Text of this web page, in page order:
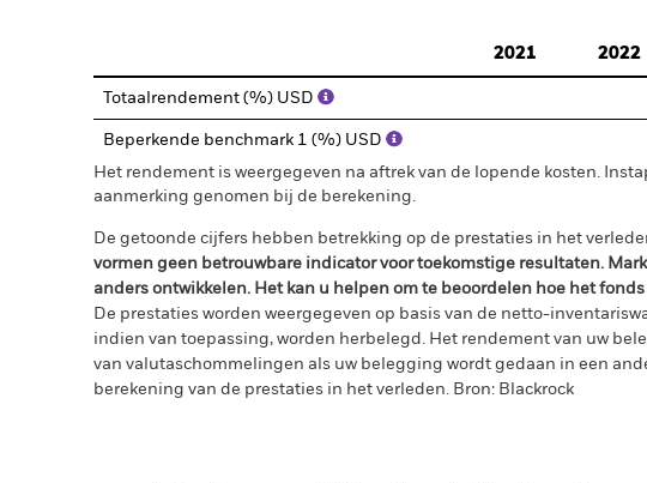
2021
2022
Totaalrendement (%) USD
Beperkende benchmark 1 (%) USD
Het rendement is weergegeven na aftrek van de lopende kosten.
aanmerking genomen bij de berekening.
De getoonde cijfers hebben betrekking op de prestaties in het
vormen geen betrouwbare indicator voor toekomstige resultaten.
anders ontwikkelen. Het kan u helpen om te beoordelen hoe het
De prestaties worden weergegeven op basis van de netto-
indien van toepassing, worden herbelegd. Het rendement van uw
van valutaschommelingen als uw belegging wordt gedaan in een
berekening van de prestaties in het verleden. Bron: Blackrock